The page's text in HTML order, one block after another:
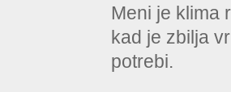
Meni je klima
kad je zbilja
potrebi.